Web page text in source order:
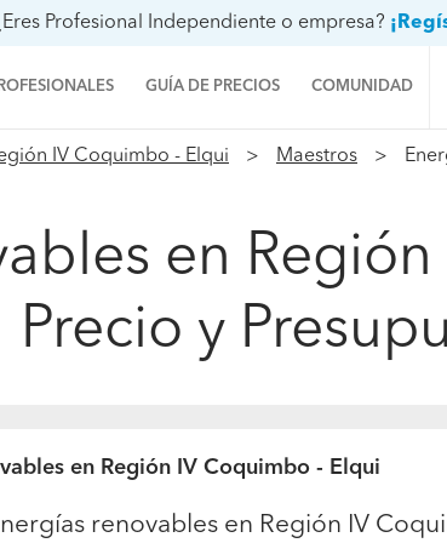
Profesional Independiente o empresa?
GUÍA DE PRECIOS COMUNIDAD
Procenter
IV Coquimbo - Elqui Maestros
en
Precio y
en Región IV Coquimbo - Elqui
renovables en Región IV